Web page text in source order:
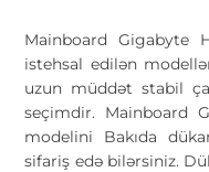
Mainboard Gigabyte
istehsal edilən
uzun müddət stabil
seçimdir. Mainboard
modelini Bakıda
sifariş edə bilərsiniz.